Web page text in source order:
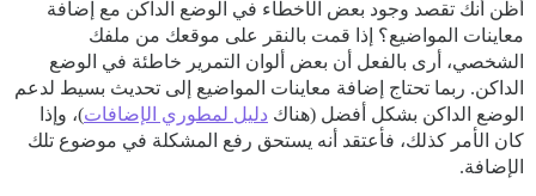
أظن أنك تقصد وجود بعض الأخطاء في الوضع الداكن مع إضافة
معاينات المواضيع؟ إذا قمت بالنقر على موقعك من ملفك
الشخصي، أرى بالفعل أن بعض ألوان التمرير خاطئة في الوضع
الداكن. ربما تحتاج إضافة معاينات المواضيع إلى تحديث بسيط لدعم
الوضع الداكن بشكل أفضل (هناك دليل لمطوري الإضافات)، وإذا
كان الأمر كذلك، فأعتقد أنه يستحق رفع المشكلة في موضوع تلك
الإضافة.